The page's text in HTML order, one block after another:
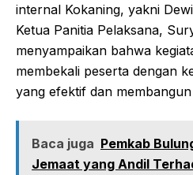
internal Kokaning, yakni
Ketua Panitia Pelaksana,
menyampaikan bahwa
membekali peserta dengan
yang efektif dan
Baca juga Pemkab
Jemaat yang Andil